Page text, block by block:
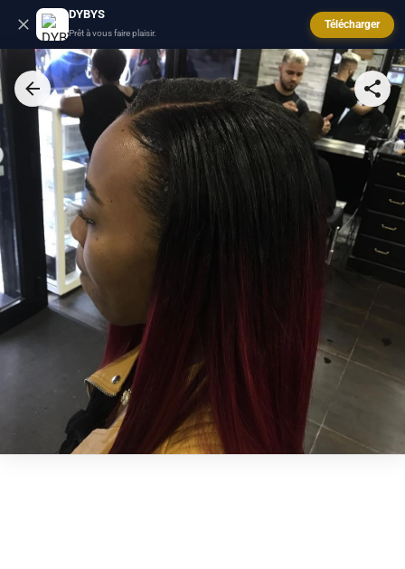
DYBYS
Prêt à vous faire plaisir.
Télécharger